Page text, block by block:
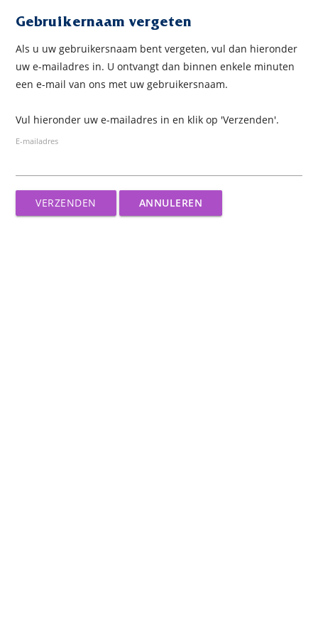
Gebruikernaam vergeten
Als u uw gebruikersnaam bent vergeten, vul dan hieronder
uw e-mailadres in. U ontvangt dan binnen enkele minuten
een e-mail van ons met uw gebruikersnaam.
Vul hieronder uw e-mailadres in en klik op 'Verzenden'.
E-mailadres
VERZENDEN ANNULEREN